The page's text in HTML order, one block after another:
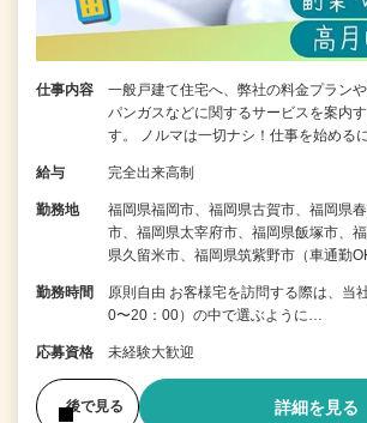
仕事内容
一般戸建て住宅へ、弊社の料金プラン
パンガスなどに関するサービスを案内
す。 ノルマは一切ナシ！仕事を始める
給与 完全出来高制
勤務地
福岡県福岡市、福岡県古賀市、福岡県
市、福岡県太宰府市、福岡県飯塚市、
県久留米市、福岡県筑紫野市（車通勤
勤務時間
原則自由 お客様宅を訪問する際は、当
0〜20：00）の中で選ぶように…
応募資格 未経験大歓迎
後で見る 詳細を見る